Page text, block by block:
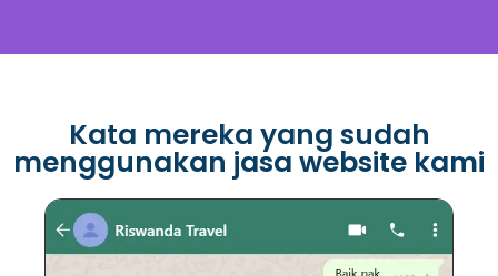
Kata mereka yang sudah
menggunakan jasa website kami